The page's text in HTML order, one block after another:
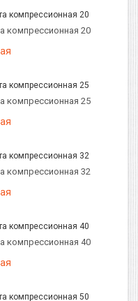
компрессионная 20
компрессионная 25
компрессионная 32
компрессионная 40